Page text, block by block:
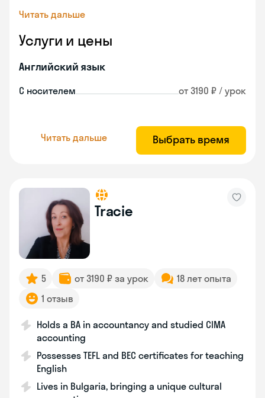
Читать дальше
Услуги и цены
Английский язык
С носителем от 3190 ₽ / урок
Читать дальше Выбрать время
Tracie
5 от 3190 ₽ за урок
18 лет опыта
1 отзыв
Holds a BA in accountancy and studied CIMA
accounting
Possesses TEFL and BEC certificates for teaching
English
Lives in Bulgaria, bringing a unique cultural